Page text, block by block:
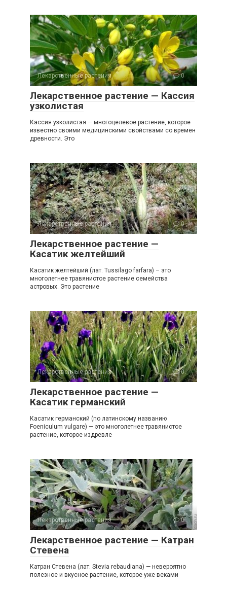
Лекарственные растения 0
Лекарственное растение — Кассия
узколистая
Кассия узколистая — многоцелевое растение, которое
известно своими медицинскими свойствами со времен
древности. Это
Лекарственные растения 0
Лекарственное растение —
Касатик желтейший
Касатик желтейший (лат. Tussilago farfara) – это
многолетнее травянистое растение семейства
астровых. Это растение
Лекарственные растения 0
Лекарственное растение —
Касатик германский
Касатик германский (по латинскому названию
Foeniculum vulgare) — это многолетнее травянистое
растение, которое издревле
Лекарственные растения 0
Лекарственное растение — Катран
Стевена
Катран Стевена (лат. Stevia rebaudiana) — невероятно
полезное и вкусное растение, которое уже веками